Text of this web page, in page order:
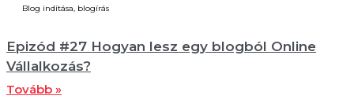
Blog indítása, blogírás
Epizód #27 Hogyan lesz egy blogból Online
Vállalkozás?
Tovább »